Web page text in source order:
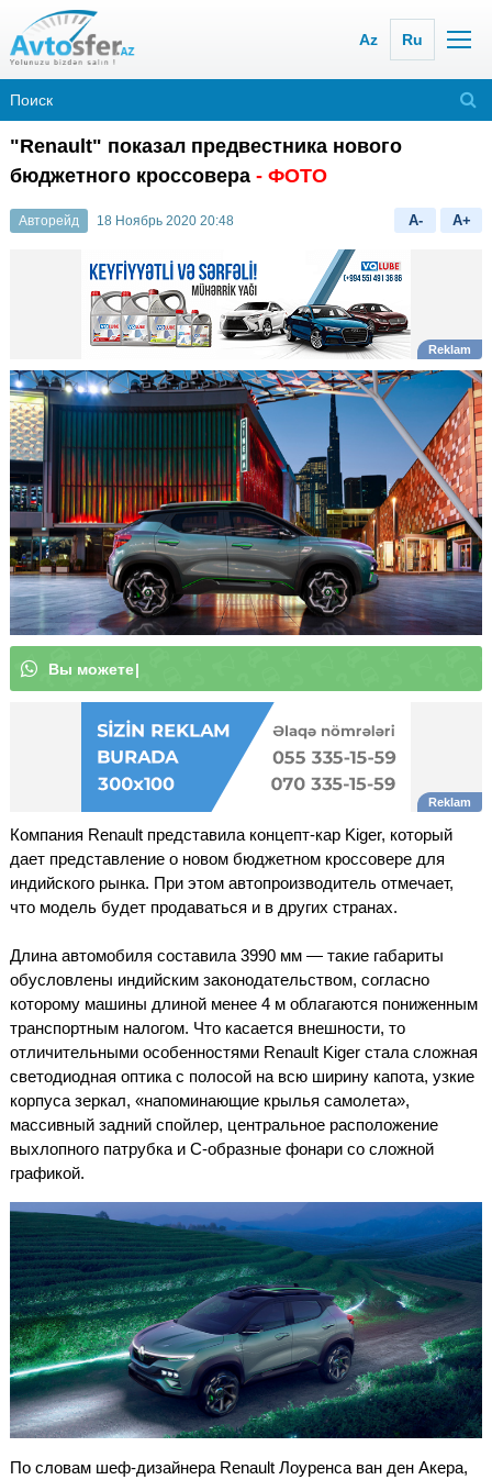
Az Ru
"Renault" показал предвестника нового
бюджетного кроссовера - ФОТО
Авторейд 18 Ноябрь 2020 20:48 A- A+
Вы можете
Компания Renault представила концепт-кар Kiger, который
дает представление о новом бюджетном кроссовере для
индийского рынка. При этом автопроизводитель отмечает,
что модель будет продаваться и в других странах.
Длина автомобиля составила 3990 мм — такие габариты
обусловлены индийским законодательством, согласно
которому машины длиной менее 4 м облагаются пониженным
транспортным налогом. Что касается внешности, то
отличительными особенностями Renault Kiger стала сложная
светодиодная оптика с полосой на всю ширину капота, узкие
корпуса зеркал, «напоминающие крылья самолета»,
массивный задний спойлер, центральное расположение
выхлопного патрубка и C-образные фонари со сложной
графикой.
По словам шеф-дизайнера Renault Лоуренса ван ден Акера,